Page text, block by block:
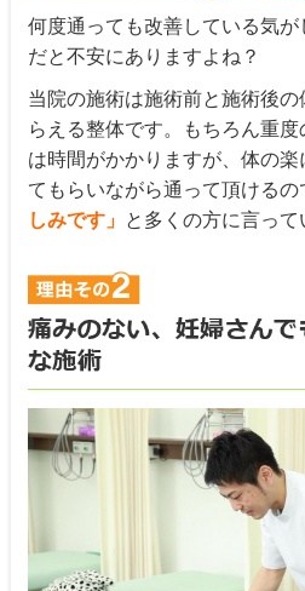
何度通っても改善している気
だと不安にありますよね？
当院の施術は施術前と施術後
らえる整体です。もちろん重
は時間がかかりますが、体の
てもらいながら通って頂けるの
しみです」 と多くの方に言って